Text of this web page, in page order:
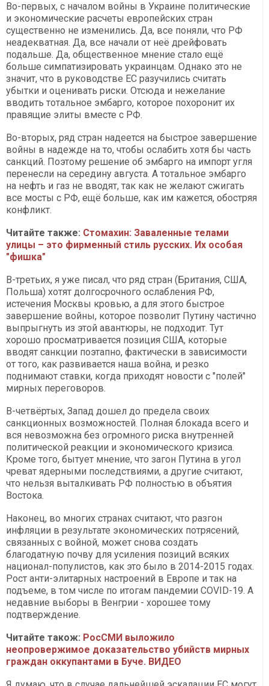
Во-первых, с началом войны в Украине политические
и экономические расчеты европейских стран
существенно не изменились. Да, все поняли, что РФ
неадекватная. Да, все начали от неё дрейфовать
подальше. Да, общественное мнение стало ещё
больше симпатизировать украинцам. Однако это не
значит, что в руководстве ЕС разучились считать
убытки и оценивать риски. Отсюда и нежелание
вводить тотальное эмбарго, которое похоронит их
правящие элиты вместе с РФ.
Во-вторых, ряд стран надеется на быстрое завершение
войны в надежде на то, чтобы ослабить хотя бы часть
санкций. Поэтому решение об эмбарго на импорт угля
перенесли на середину августа. А тотальное эмбарго
на нефть и газ не вводят, так как не желают сжигать
все мосты с РФ, ещё больше, как им кажется, обостряя
конфликт.
Читайте также: Стомахин: Заваленные телами
улицы – это фирменный стиль русских. Их особая
"фишка"
В-третьих, я уже писал, что ряд стран (Британия, США,
Польша) хотят долгосрочного ослабления РФ,
истечения Москвы кровью, а для этого быстрое
завершение войны, которое позволит Путину частично
выпрыгнуть из этой авантюры, не подходит. Тут
хорошо просматривается позиция США, которые
вводят санкции поэтапно, фактически в зависимости
от того, как развивается наша война, и резко
поднимают ставки, когда приходят новости с "полей"
мирных переговоров.
В-четвёртых, Запад дошел до предела своих
санкционных возможностей. Полная блокада всего и
вся невозможна без огромного риска внутренней
политической реакции и экономического кризиса.
Кроме того, бытует мнение, что загон Путина в угол
чреват ядерными последствиями, а другие считают,
что нельзя выталкивать РФ полностью в объятия
Востока.
Наконец, во многих странах считают, что разгон
инфляции в результате экономических потрясений,
связанных с войной, может снова создать
благодатную почву для усиления позиций всяких
национал-популистов, как это было в 2014-2015 годах.
Рост анти-элитарных настроений в Европе и так на
подъеме, в том числе по итогам пандемии COVID-19. А
недавние выборы в Венгрии - хорошее тому
подтверждение.
Читайте також: РосСМИ выложило
неопровержимое доказательство убийств мирных
граждан оккупантами в Буче. ВИДЕО